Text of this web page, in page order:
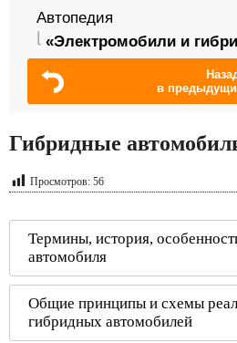
Автопедия
«Электромобили и
в
Гибридные
Просмотров: 56
Термины, история,
автомобиля
Общие принципы и схемы
гибридных автомобилей